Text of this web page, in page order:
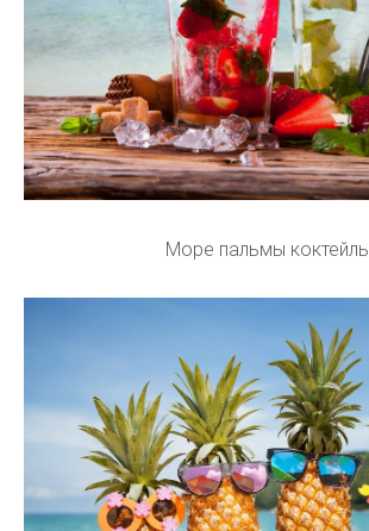
Море пальмы коктейль